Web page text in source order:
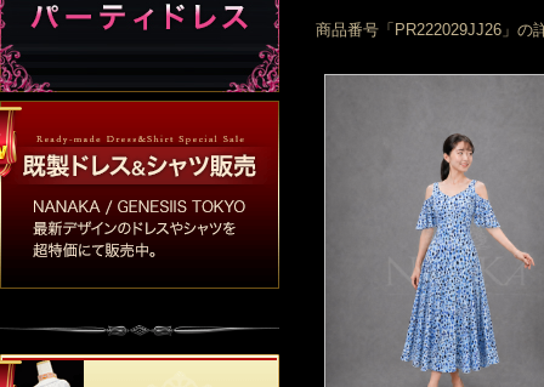
商品番号「PR222029JJ26」の